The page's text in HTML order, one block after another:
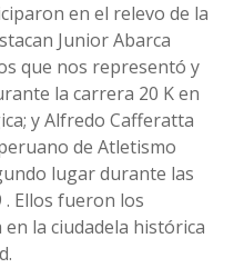
en el relevo de la
Junior Abarca
que nos representó y
la carrera 20 K en
y Alfredo Cafferatta
de Atletismo
lugar durante las
. Ellos fueron los
la ciudadela histórica